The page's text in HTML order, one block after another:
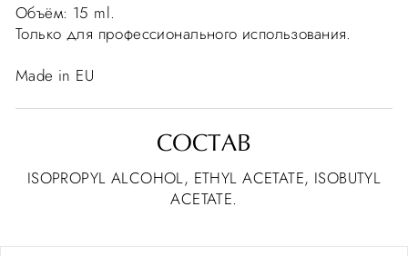
Объём: 15 ml.
Только для профессионального использования.
Made in EU
СОСТАВ
ISOPROPYL ALCOHOL, ETHYL ACETATE, ISOBUTYL
ACETATE.